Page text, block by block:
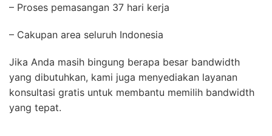
– Proses pemasangan 37 hari kerja
– Cakupan area seluruh Indonesia
Jika Anda masih bingung berapa besar bandwidth
yang dibutuhkan, kami juga menyediakan layanan
konsultasi gratis untuk membantu memilih bandwidth
yang tepat.